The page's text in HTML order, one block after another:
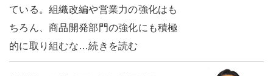
ている。組織改編や営業力の強化はも
ちろん、商品開発部門の強化にも積極
的に取り組むな…続きを読む